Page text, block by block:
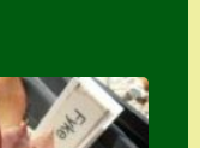
Semps
Warenkorb